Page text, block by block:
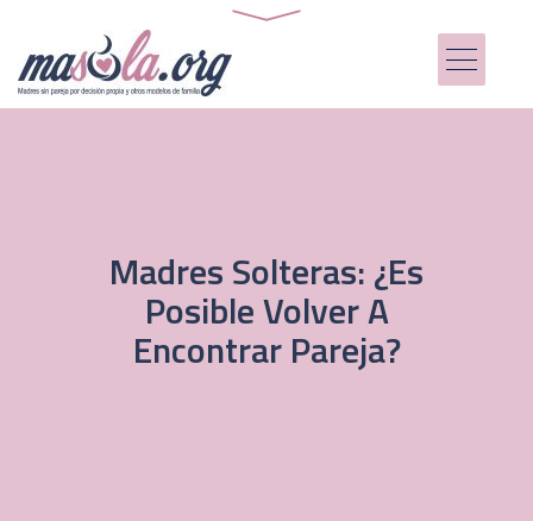
Madres Solteras: ¿es
Posible Volver A
Encontrar Pareja?